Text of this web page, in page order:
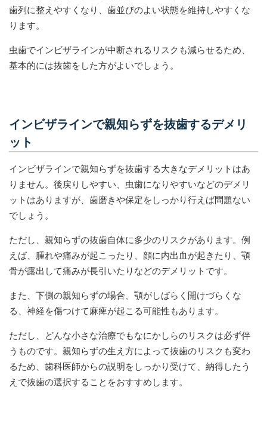
歯列に整えやすくなり、歯並びのよい状態を維持しやすくな
ります。
虫歯でインビザラインが中断されるリスクも減らせるため、
基本的には抜歯をした方がよいでしょう。
インビザラインで親知らずを抜歯するデメリ
ット
インビザラインで親知らずを抜歯する大きなデメリットはあ
りません。後戻りしやすい、虫歯になりやすいなどのデメリ
ットはありますが、歯磨きや保定をしっかり行えば問題ない
でしょう。
ただし、親知らずの抜歯自体に多少のリスクがあります。例
えば、腫れや痛みが起こったり、顔に内出血が起きたり、顎
骨が露出して痛みが長引いたりなどのデメリットです。
また、下側の親知らずの場合、顎がしばらく開けづらくな
る、神経を傷つけて麻痺が起こる可能性もあります。
ただし、どんな小さな治療でもなにかしらのリスクは必ず伴
うものです。親知らずの生え方によって抜歯のリスクも変わ
るため、歯科医師からの説明をしっかり受けて、納得したう
えで抜歯の選択することをおすすめします。